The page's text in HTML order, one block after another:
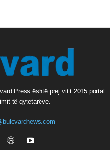
Press është prej vitit 2015 portal
të qytetarëve.